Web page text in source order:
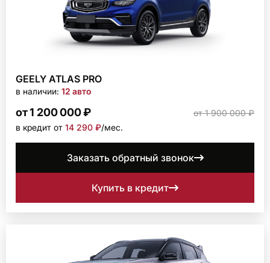
GEELY ATLAS PRO
в наличии: 12 авто
от 1 200 000 ₽
от 1 900 000 ₽
в кредит от 14 290 ₽/мec.
Заказать обратный звонок
Купить в кредит